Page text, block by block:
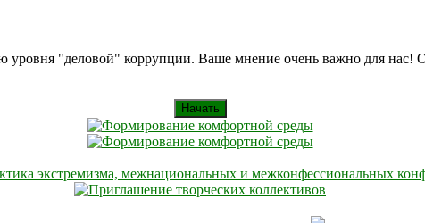
уровня "деловой" коррупции. Ваше мнение очень важно для
Начать